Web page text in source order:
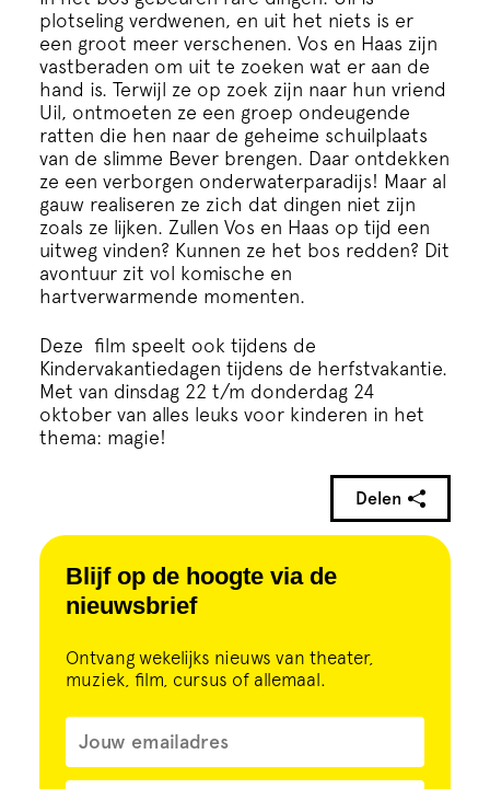
Onderwijs
ECI Cultuurcafé
Over ons
Contact
Steun ons
Blijf op de hoogte via de
nieuwsbrief
Ontvang wekelijks nieuws van theater,
muziek, film, cursus of allemaal.
plotseling verdwenen, en uit het niets is er
een groot meer verschenen. Vos en Haas zijn
vastberaden om uit te zoeken wat er aan de
hand is. Terwijl ze op zoek zijn naar hun vriend
Uil, ontmoeten ze een groep ondeugende
ratten die hen naar de geheime schuilplaats
van de slimme Bever brengen. Daar ontdekken
ze een verborgen onderwaterparadijs! Maar al
gauw realiseren ze zich dat dingen niet zijn
zoals ze lijken. Zullen Vos en Haas op tijd een
uitweg vinden? Kunnen ze het bos redden? Dit
avontuur zit vol komische en
hartverwarmende momenten.
Deze film speelt ook tijdens de
Kindervakantiedagen tijdens de herfstvakantie.
Met van dinsdag 22 t/m donderdag 24
oktober van alles leuks voor kinderen in het
thema: magie!
Delen